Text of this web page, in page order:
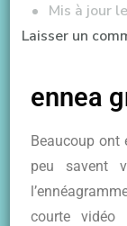
Mis à jour le
Laisser un
ennea
Beaucoup ont
peu savent
courte vidéo